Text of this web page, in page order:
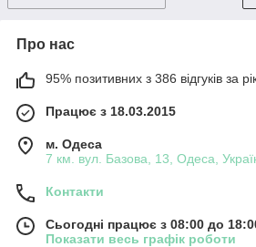
Про нас
95% позитивних з 386 відгуків за
Працює з 18.03.2015
м. Одеса
7 км. вул. Базова, 13, Одеса,
Контакти
Сьогодні працює з 08:00 до
Показати весь графік роботи